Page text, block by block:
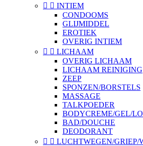
  INTIEM
CONDOOMS
GLIJMIDDEL
EROTIEK
OVERIG INTIEM
  LICHAAM
OVERIG LICHAAM
LICHAAM REINIGING
ZEEP
SPONZEN/BORSTELS
MASSAGE
TALKPOEDER
BODYCREME/GEL/
BAD/DOUCHE
DEODORANT
  LUCHTWEGEN/GRIEP/